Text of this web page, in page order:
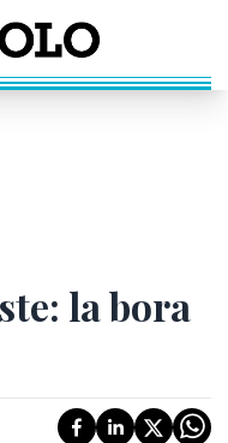
la bora